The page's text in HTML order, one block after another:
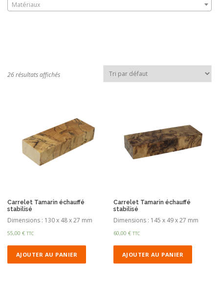
Matériaux
26 résultats affichés
Carrelet Tamarin échauffé
stabilisé
Dimensions : 130 x 48 x 27 mm
55,00 € TTC
AJOUTER AU PANIER
Carrelet Tamarin échauffé
stabilisé
Dimensions : 145 x 49 x 27 mm
60,00€ TTC
AJOUTER AU PANIER